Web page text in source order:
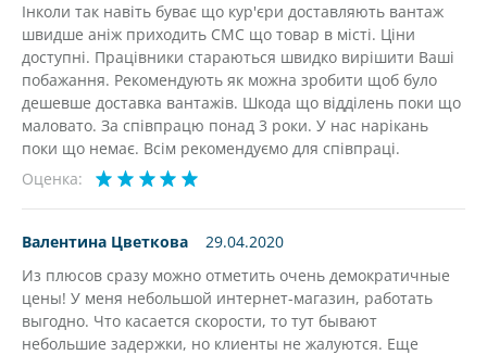
Інколи так навіть буває що кур'єри доставляють вантаж
швидше аніж приходить СМС що товар в місті. Ціни
доступні. Працівники стараються швидко вирішити Ваші
побажання. Рекомендують як можна зробити щоб було
дешевше доставка вантажів. Шкода що відділень поки що
маловато. За співпрацю понад 3 роки. У нас нарікань
поки що немає. Всім рекомендуємо для співпраці.
Оценка:
Валентина Цветкова
29.04.2020
Из плюсов сразу можно отметить очень демократичные
цены! У меня небольшой интернет-магазин, работать
выгодно. Что касается скорости, то тут бывают
небольшие задержки, но клиенты не жалуются. Еще